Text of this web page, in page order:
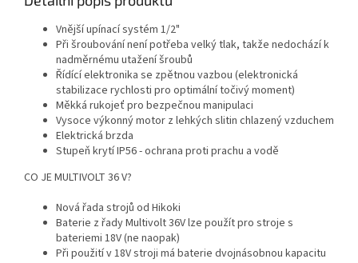
Vnější upínací systém 1/2"
Při šroubování není potřeba velký tlak, takže nedochází k
nadměrnému utažení šroubů
Řídící elektronika se zpětnou vazbou (elektronická
stabilizace rychlosti pro optimální točivý moment)
Měkká rukojeť pro bezpečnou manipulaci
Vysoce výkonný motor z lehkých slitin chlazený vzduchem
Elektrická brzda
Stupeň krytí IP56 - ochrana proti prachu a vodě
CO JE MULTIVOLT 36 V?
Nová řada strojů od Hikoki
Baterie z řady Multivolt 36V lze použít pro stroje s
bateriemi 18V (ne naopak)
Při použití v 18V stroji má baterie dvojnásobnou kapacitu